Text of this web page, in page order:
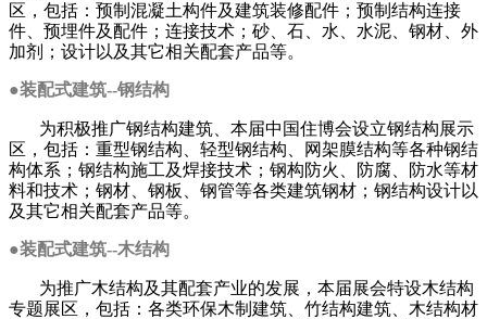
区，包括：预制混凝土构件及建筑装修配件；预制结构连接
件、预埋件及配件；连接技术；砂、石、水、水泥、钢材、外
加剂；设计以及其它相关配套产品等。
●装配式建筑--钢结构
为积极推广钢结构建筑、本届中国住博会设立钢结构展示
区，包括：重型钢结构、轻型钢结构、网架膜结构等各种钢结
构体系；钢结构施工及焊接技术；钢构防火、防腐、防水等材
料和技术；钢材、钢板、钢管等各类建筑钢材；钢结构设计以
及其它相关配套产品等。
●装配式建筑--木结构
为推广木结构及其配套产业的发展，本届展会特设木结构
专题展区，包括：各类环保木制建筑、竹结构建筑、木结构材